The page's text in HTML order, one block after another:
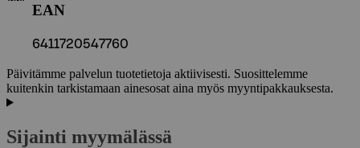
EAN
6411720547760
Päivitämme palvelun tuotetietoja aktiivisesti. Suosittelemme
kuitenkin tarkistamaan ainesosat aina myös myyntipakkauksesta.
Sijainti myymälässä